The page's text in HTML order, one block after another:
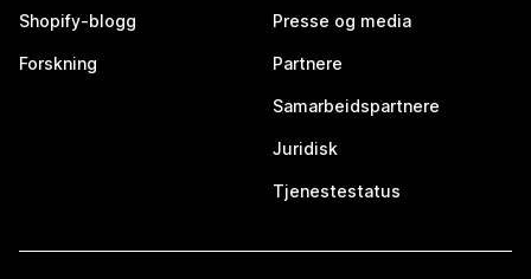
Shopify-blogg
Forskning
Presse og media
Partnere
Samarbeidspartnere
Juridisk
Tjenestestatus